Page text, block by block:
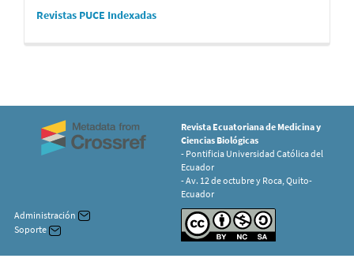
revistaspuce
Revistas PUCE Indexadas
Revista Ecuatoriana de Medicina y
Ciencias Biológicas
- Pontificia Universidad Católica del
Ecuador
- Av. 12 de octubre y Roca, Quito-
Ecuador
Administración
Soporte